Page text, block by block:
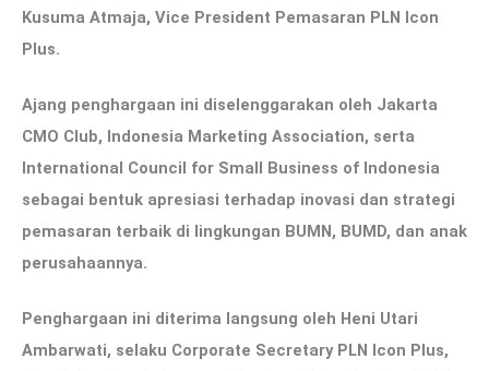
Kusuma Atmaja, Vice President Pemasaran PLN Icon
Plus.
Ajang penghargaan ini diselenggarakan oleh Jakarta
CMO Club, Indonesia Marketing Association, serta
International Council for Small Business of Indonesia
sebagai bentuk apresiasi terhadap inovasi dan strategi
pemasaran terbaik di lingkungan BUMN, BUMD, dan anak
perusahaannya.
Penghargaan ini diterima langsung oleh Heni Utari
Ambarwati, selaku Corporate Secretary PLN Icon Plus,